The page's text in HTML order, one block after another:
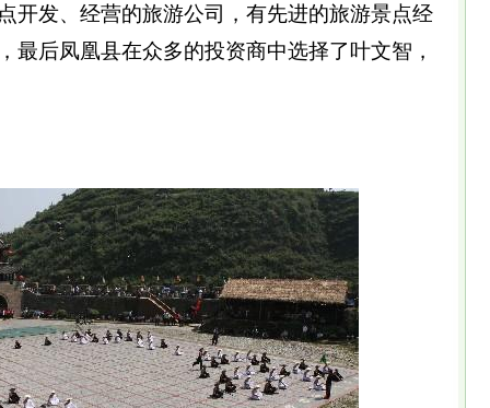
开发、经营的旅游公司，有先进的旅游景点经
最后凤凰县在众多的投资商中选择了叶文智，